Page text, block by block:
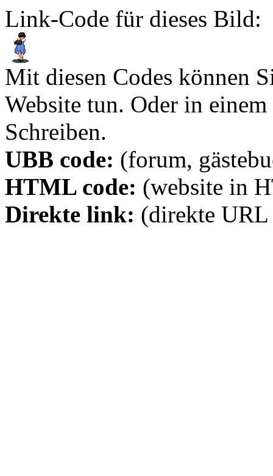
Link-Code für dieses Bild:
Mit diesen Codes können
Website tun. Oder in
Schreiben.
UBB code: (forum,
HTML code: (website in
Direkte link: (direkte